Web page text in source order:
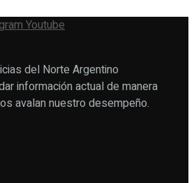
Youtube
del Norte Argentino
información actual de manera
avalan nuestro desempeño.